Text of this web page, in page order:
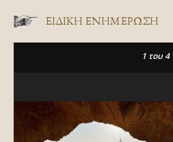
ΕΙΔΙΚΉ ΕΝΗΜΈΡΩΣΗ
1 του 4